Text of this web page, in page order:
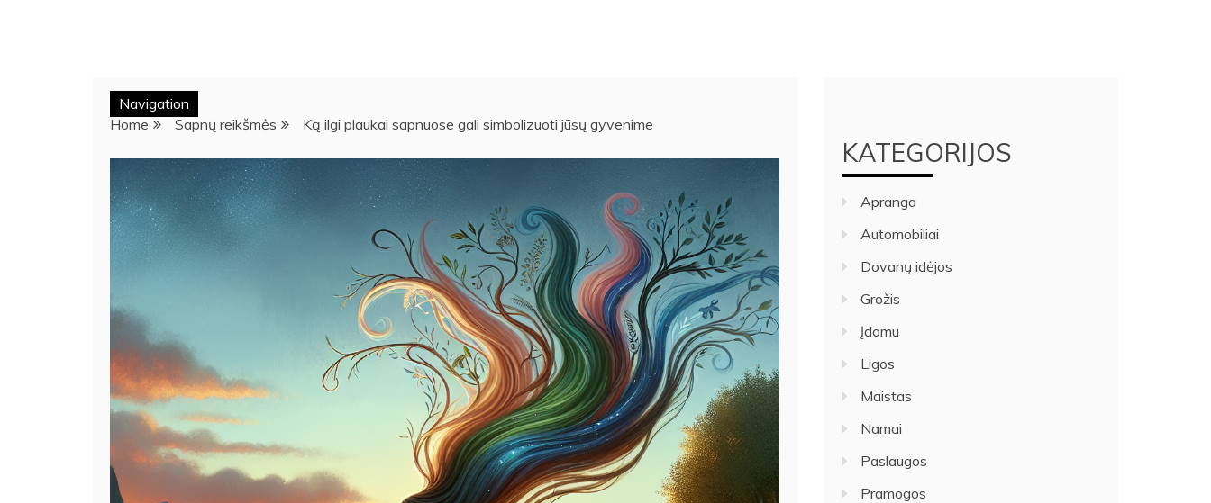
Navigation
Home
Sapnų reikšmės Ką ilgi plaukai sapnuose gali simbolizuoti jūsų gyvenime
KATEGORIJOS
Apranga
Automobiliai
Dovanų idėjos
Grožis
Įdomu
Ligos
Maistas
Namai
Paslaugos
Pramogos